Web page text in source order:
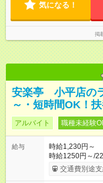
気になる！
掲
安楽亭 小平店の
～・短時間OK！
アルバイト 職種未経験
給与
時給1,230円～
時給1250円～/22時以降1563円
時給1230円 【試用期間】試用期間あり 試用期間の長さ：12ヶ
月 雇用形態、
交通費別途支